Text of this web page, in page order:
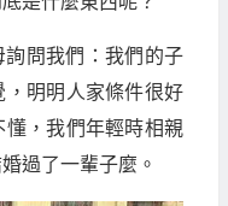
問我們：我們的子
明明人家條件很好
，我們年輕時相親
過了一輩子麼。